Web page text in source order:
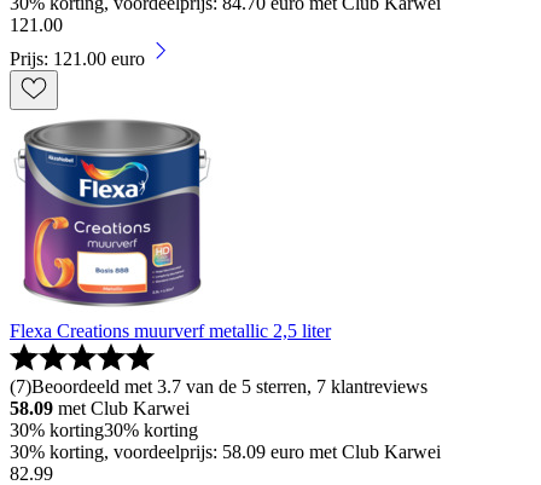
121 .00
Prijs: 121.00 euro
Flexa Creations muurverf metallic 2,5 liter
(7)Beoordeeld met 3.7 van de 5 sterren, 7 klantreviews
58.09 met Club Karwei
30% korting30% korting
30% korting, voordeelprijs: 58.09 euro met Club Karwei
82.99